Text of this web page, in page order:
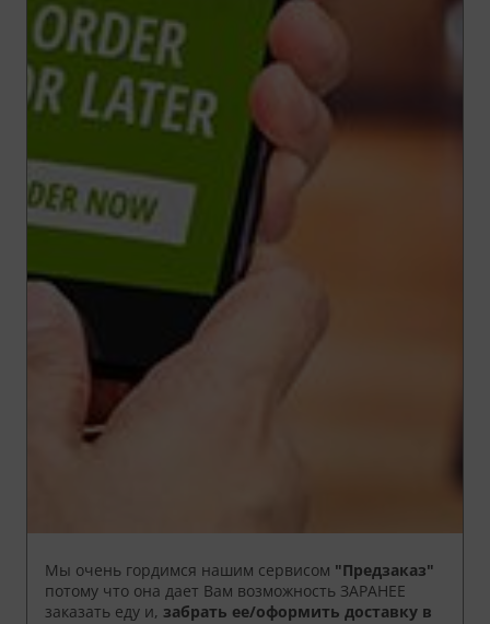
Мы очень гордимся нашим сервисом "Предзаказ"
потому что она дает Вам возможность ЗАРАНЕЕ
заказать еду и, забрать ее/оформить доставку в